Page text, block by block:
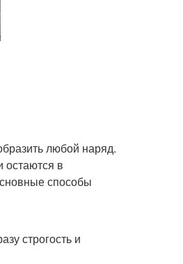
любой наряд.
остаются в
способы
строгость и